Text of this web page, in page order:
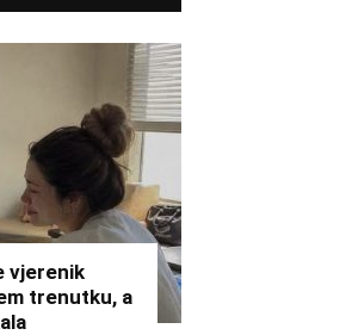
vjerenik
trenutku, a